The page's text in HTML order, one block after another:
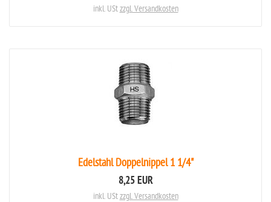
inkl. UStzzgl. Versandkosten
Edelstahl Doppelnippel 1 1/4"
8,25 EUR
inkl. UStzzgl. Versandkosten